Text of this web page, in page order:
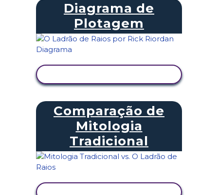
Diagrama de
Plotagem
Comparação de
Mitologia
Tradicional